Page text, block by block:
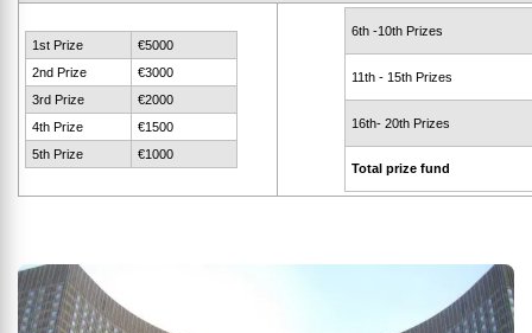
1st Prize
€5000
2nd Prize
€3000
3rd Prize
€2000
4th Prize
€1500
5th Prize
€1000
6th -10th Prizes
11th - 15th Prizes
16th- 20th Prizes
Total prize fund